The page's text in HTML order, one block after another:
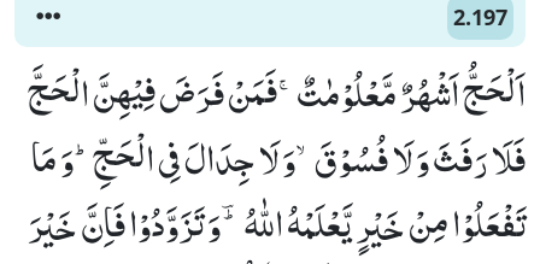
2.197
اَلْحَجُّ اَشْهُرٌ مَّعْلُوْمٰتٌۚ-فَمَنْ فَرَضَ فِیْهِنَّ الْحَجَّ
فَلَا رَفَثَ وَ لَا فُسُوْقَۙ-وَ لَا جِدَالَ فِی الْحَجِّؕ-وَ مَا
تَفْعَلُوْا مِنْ خَیْرٍ یَّعْلَمْهُ اللّٰهُ ﳳ-وَ تَزَوَّدُوْا فَاِنَّ خَیْرَ